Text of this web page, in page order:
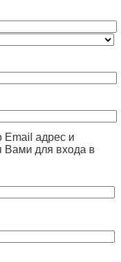
Email адрес и
Вами для входа в